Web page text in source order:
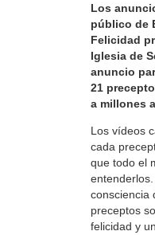
Los
público de
Felicidad
Iglesia de
anuncio
21
a millones
Los vídeos
cada
que todo el
consciencia
preceptos
felicidad y